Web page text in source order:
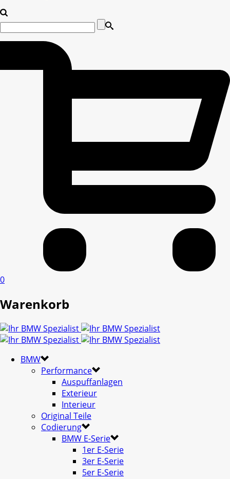
0
Warenkorb
BMW
Performance
Auspuffanlagen
Exterieur
Interieur
Original Teile
Codierung
BMW E-Serie
1er E-Serie
3er E-Serie
5er E-Serie